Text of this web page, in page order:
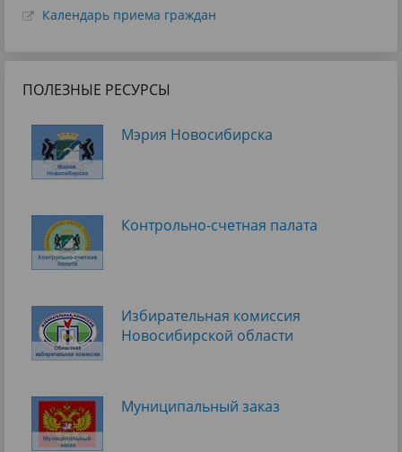
Календарь приема граждан
ПОЛЕЗНЫЕ РЕСУРСЫ
Мэрия Новосибирска
Контрольно-счетная палата
Избирательная комиссия
Новосибирской области
Муниципальный заказ